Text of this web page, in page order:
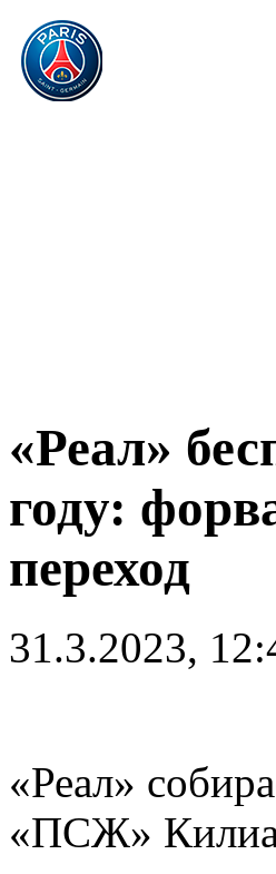
«Реал»
году:
переход
31.3.2023,
«Реал»
«ПСЖ»